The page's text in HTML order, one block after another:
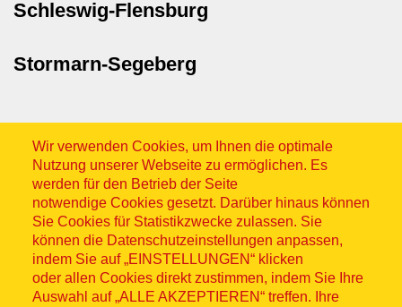
Schleswig-Flensburg
Stormarn-Segeberg
Wir verwenden Cookies, um Ihnen die optimale
Nutzung unserer Webseite zu ermöglichen. Es
werden für den Betrieb der Seite
notwendige Cookies gesetzt. Darüber hinaus können
Sie Cookies für Statistikzwecke zulassen. Sie
können die Datenschutzeinstellungen anpassen,
indem Sie auf „EINSTELLUNGEN“ klicken
oder allen Cookies direkt zustimmen, indem Sie Ihre
Auswahl auf „ALLE AKZEPTIEREN“ treffen. Ihre
Sitemap